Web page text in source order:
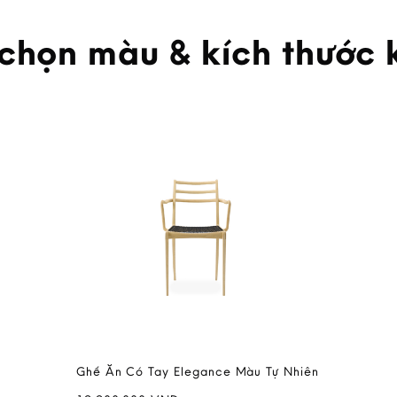
màu & kích thước
Ghế Ăn Có Tay Elegance Màu Tự Nhiên